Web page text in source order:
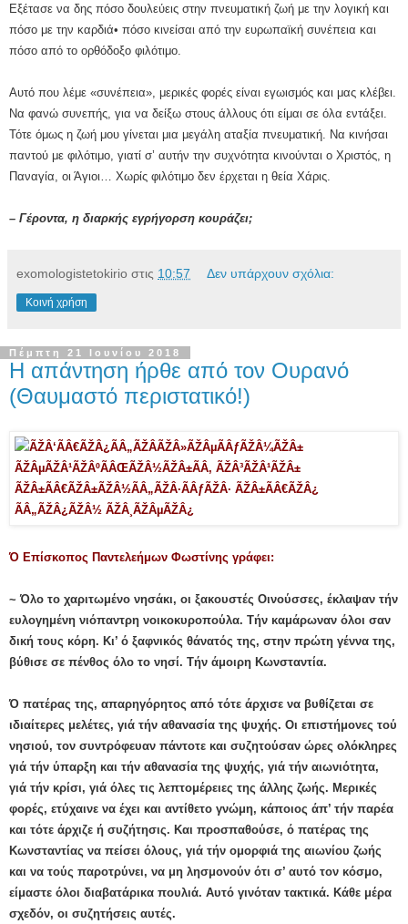
Εξέτασε να δης πόσο δουλεύεις στην πνευματική ζωή με την λογική και
πόσο με την καρδιά• πόσο κινείσαι από την ευρωπαϊκή συνέπεια και
πόσο από το ορθόδοξο φιλότιμο.
Αυτό που λέμε «συνέπεια», μερικές φορές είναι εγωισμός και μας κλέβει.
Να φανώ συνεπής, για να δείξω στους άλλους ότι είμαι σε όλα εντάξει.
Τότε όμως η ζωή μου γίνεται μια μεγάλη αταξία πνευματική. Να κινήσαι
παντού με φιλότιμο, γιατί σ’ αυτήν την συχνότητα κινούνται ο Χριστός, η
Παναγία, οι Άγιοι… Χωρίς φιλότιμο δεν έρχεται η θεία Χάρις.
– Γέροντα, η διαρκής εγρήγορση κουράζει;
exomologistetokirio στις 10:57 Δεν υπάρχουν σχόλια:
Κοινή χρήση
Πέμπτη 21 Ιουνίου 2018
Η απάντηση ήρθε από τον Ουρανό
(Θαυμαστό περιστατικό!)
Ό Επίσκοπος Παντελεήμων Φωστίνης γράφει:
~ Όλο το χαριτωμένο νησάκι, οι ξακουστές Οινούσσες, έκλαψαν τήν
ευλογημένη νιόπαντρη νοικοκυροπούλα. Τήν καμάρωναν όλοι σαν
δική τους κόρη. Κι’ ό ξαφνικός θάνατός της, στην πρώτη γέννα της,
βύθισε σε πένθος όλο το νησί. Τήν άμοιρη Κωνσταντία.
Ό πατέρας της, απαρηγόρητος από τότε άρχισε να βυθίζεται σε
ιδιαίτερες μελέτες, γιά τήν αθανασία της ψυχής. Οι επιστήμονες τού
νησιού, τον συντρόφευαν πάντοτε και συζητούσαν ώρες ολόκληρες
γιά τήν ύπαρξη και τήν αθανασία της ψυχής, γιά τήν αιωνιότητα,
γιά τήν κρίσι, γιά όλες τις λεπτομέρειες της άλλης ζωής. Μερικές
φορές, ετύχαινε να έχει και αντίθετο γνώμη, κάποιος άπ’ τήν παρέα
και τότε άρχιζε ή συζήτησις. Και προσπαθούσε, ό πατέρας της
Κωνσταντίας να πείσει όλους, γιά τήν ομορφιά της αιωνίου ζωής
και να τούς παροτρύνει, να μη λησμονούν ότι σ’ αυτό τον κόσμο,
είμαστε όλοι διαβατάρικα πουλιά. Αυτό γινόταν τακτικά. Κάθε μέρα
σχεδόν, οι συζητήσεις αυτές.